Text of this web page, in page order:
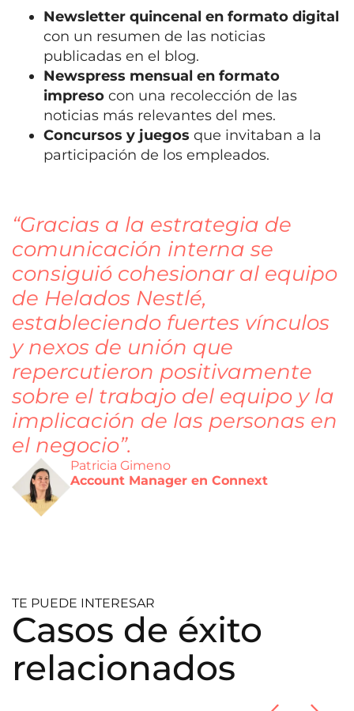
Newsletter quincenal en formato digital
con un resumen de las noticias
publicadas en el blog.
Newspress mensual en formato
impreso con una recolección de las
noticias más relevantes del mes.
Concursos y juegos que invitaban a la
participación de los empleados.
“Gracias a la estrategia de
comunicación interna se
consiguió cohesionar al equipo
de Helados Nestlé,
estableciendo fuertes vínculos
y nexos de unión que
repercutieron positivamente
sobre el trabajo del equipo y la
implicación de las personas en
el negocio”.
Patricia Gimeno
Account Manager en Connext
TE PUEDE INTERESAR
Casos de éxito
relacionados